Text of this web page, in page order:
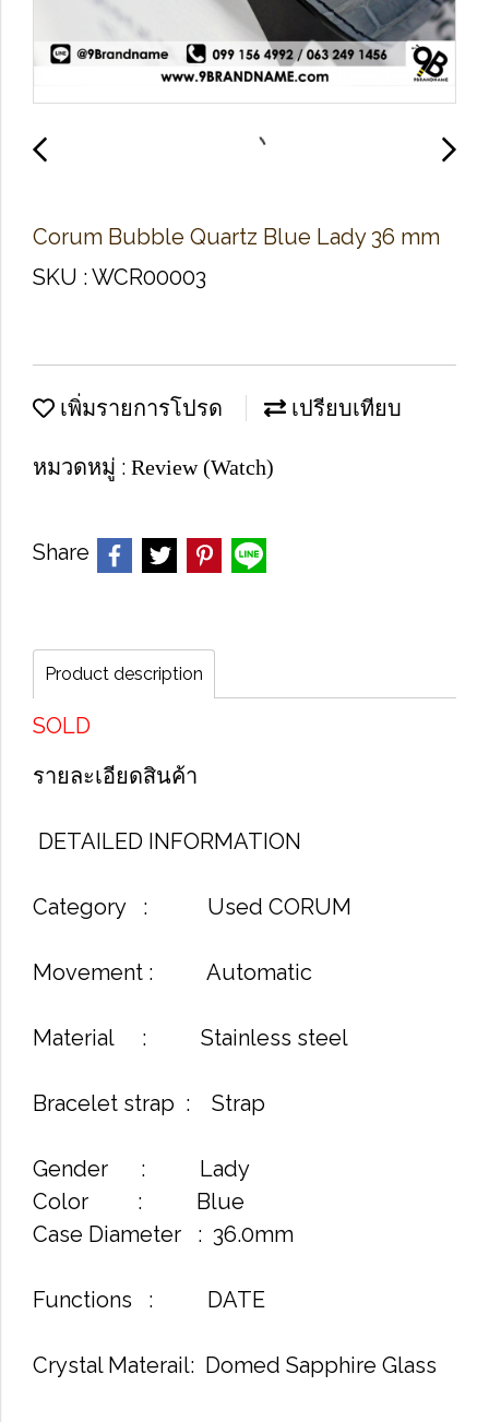
Corum Bubble Quartz Blue Lady 36 mm
SKU : WCR00003
เพิ่มรายการโปรด เปรียบเทียบ
หมวดหมู่ : Review (Watch)
Share
Product description
SOLD
รายละเอียดสินค้า
DETAILED INFORMATION
Category : Used CORUM
Movement : Automatic
Material : Stainless steel
Bracelet strap : Strap
Gender : Lady
Color : Blue
Case Diameter : 36.0mm
Functions : DATE
Crystal Materail: Domed Sapphire Glass